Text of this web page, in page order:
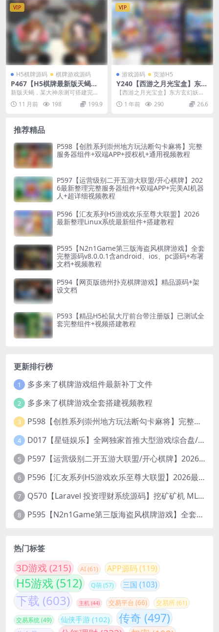
VIP
H5棋牌源码 棋牌游戏源码
P467【H5棋牌最新版天蝎】
房卡大厅+搭建教程
新版天蝎，某大神亲测可搭建完美
运营、支持迁移微信云托管，免域
名，无视微信拦截。 ...
11 月前 198 199.9
VIP
游戏源码 页游H5
Y240【西游之月光宝盒】东方
玄幻妖魔神多种族3D回合三网
H5手游-Linux手工服务端源码
视频教程-完善GM后台工具
【西游之月光宝盒】东方玄幻妖魔
神多种族3D回合三网H5手游-2024
年1月14日...
1 年前 290 26.6
推荐精品
P598【创胜系列崇州地方玩法断勾卡麻将】完整
服务器组件+双端APP+授权机+通用视频教程
P597【运营级别二开五游大联盟/开心棋牌】202
6最新整理完整服务器组件+双端APP+完美AI机器
人+超详细视频教程
P596【汇友系列H5游戏欢乐至尊大联盟】2026
最新整理Linux系统最新组件+搭建教程
P595【N2n1Game第三版海盗风棋牌游戏】全套
完整源码v8.0.0.1含android、ios、pc源码+布署
文档+视频教程
P594【网页版德州扑克棋牌游戏】精品源码+架
设文档
P593【精品H5松鼠大厅前台带注册版】已测试全
套完整组件+视频搭建教程
更新排行榜
1 多多来了棋牌游戏组件最新补丁文件
2 多多来了棋牌游戏全套搭建视频教程
3 P598【创胜系列崇州地方玩法断勾卡麻将】完整服务器组件+双端APP+授权机+通用视频教程
4 D017【星链娱乐】全网独家首推大型游戏综合盘/体育/PG/电竟/电玩大型综合体
5 P597【运营级别二开五游大联盟/开心棋牌】2026最新整理完整服务器组件+双端APP+完美AI机器人+超详细视频教程
6 P596【汇友系列H5游戏欢乐至尊大联盟】2026最新整理Linux系统最新组件+搭建教程
7 Q570【Laravel 投资理财系统源码】挖矿矿机 MLM分销 带后台
8 P595【N2n1Game第三版海盗风棋牌游戏】全套完整源码v8.0.0.1含android、ios、pc源码+布署文档+视频教程
热门标签
3D游戏 (215) AI(61) APP源码(119)
H5游戏 (512) Q萌(57) 三国 (103)
下载 (603) 主机 (44) 交易平台 (66) 交易所(61)
交易系统 (49) 仙侠手游 (102) 传奇 (497)